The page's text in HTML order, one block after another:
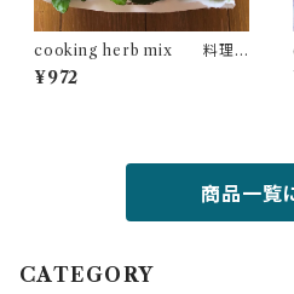
cooking herb mix 料理
に使えるハーブミックス
¥972
商品一覧
CATEGORY